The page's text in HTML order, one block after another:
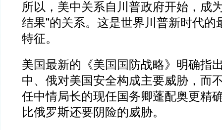
所以，美中关系自川普政府开始，成
结果”的关系。这是世界川普新时代的
特征。
美国最新的《美国国防战略》明确指
中、俄对美国安全构成主要威胁，而
任中情局长的现任国务卿蓬配奥更精
比俄罗斯还要阴险的威胁。